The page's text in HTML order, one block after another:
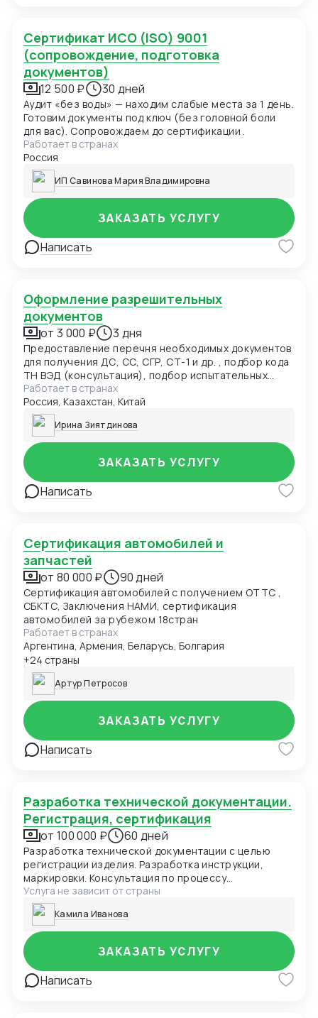
Сертификат ИСО (ISO) 9001
(сопровождение, подготовка
документов)
12 500 ₽ 30 дней
Аудит «без воды» — находим слабые места за 1 день.
Готовим документы под ключ (без головной боли
для вас). Сопровождаем до сертификации .
Работает в странах
Россия
ИП Савинова Мария Владимировна
Написать
ЗАКАЗАТЬ УСЛУГУ
Оформление разрешительных
документов
от 3 000 ₽ 3 дня
Предоставление перечня необходимых документов
для получения ДС, СС, СГР, СТ-1 и др. , подбор кода
ТН ВЭД (консультация), подбор испытательных
лабораторий, подача заявки в центр сертификации.
Разработка нормативно-технической
документации: ТУ, ПС, РЭ, ОБ и др. для получения
ДС, СС, СГР и т.д.(от 5000руб)
Работает в странах
Россия, Казахстан, Китай
Ирина Зиятдинова
Написать
ЗАКАЗАТЬ УСЛУГУ
Сертификация автомобилей и
запчастей
от 80 000 ₽ 90 дней
Сертификация автомобилей с получением ОТТС ,
СБКТС, Заключения НАМИ, сертификация
автомобилей за рубежом 18стран
Работает в странах
Аргентина, Армения, Беларусь, Болгария
+24 страны
Артур Петросов
Написать
ЗАКАЗАТЬ УСЛУГУ
Разработка технической документации.
Регистрация, сертификация
от 100 000 ₽ 60 дней
Разработка технической документации с целью
регистрации изделия. Разработка инструкции,
маркировки. Консультация по процессу
регистрации/сертификации изделия
Услуга не зависит от страны
Камила Иванова
Написать
ЗАКАЗАТЬ УСЛУГУ